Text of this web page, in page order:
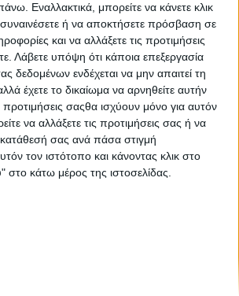
Εναλλακτικά, μπορείτε να κάνετε κλικ
συναινέσετε ή να αποκτήσετε πρόσβαση σε
και να αλλάξετε τις προτιμήσεις
Λάβετε υπόψη ότι κάποια επεξεργασία
δεδομένων ενδέχεται να μην απαιτεί τη
έχετε το δικαίωμα να αρνηθείτε αυτήν
προτιμήσεις σαςθα ισχύουν μόνο για αυτόν
να αλλάξετε τις προτιμήσεις σας ή να
σας ανά πάσα στιγμή
τον ιστότοπο και κάνοντας κλικ στο
κάτω μέρος της ιστοσελίδας.
- Test rides για τις ιταλικές
πού μπορείτε να τις
με τα test rides και τον Μάιο δίνοντας
να γνωρίσει από πρώτο χέρι τις
del Lario. Ειδικότερα στο επίσημο
που...